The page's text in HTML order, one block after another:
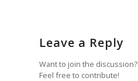
Leave a Reply
Want to join the discussion?
Feel free to contribute!